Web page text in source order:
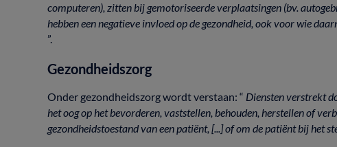
computeren),zittenbijgemotoriseerdeverplaatsingen (bv.
hebbeneennegatieve invloedopdegezondheid,ookvoorwie
”.
Gezondheidszorg
Onder gezondheidszorgwordtverstaan:“ Dienstenverstrekt
hetoogophetbevorderen,vaststellen,behouden,herstellenof
gezondheidstoestandvaneenpatiënt,[...]ofomdepatiëntbijhet